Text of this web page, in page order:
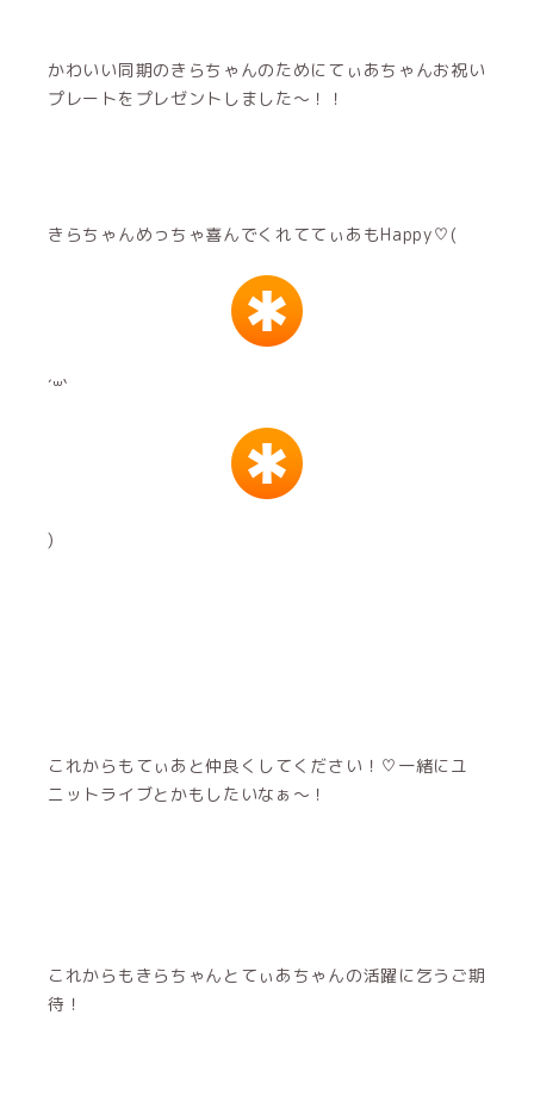
かわいい同期のきらちゃんのためにてぃあちゃんお祝い
プレートをプレゼントしました〜！！
きらちゃんめっちゃ喜んでくれててぃあもHappy♡(
´꒳`
)
これからもてぃあと仲良くしてください！♡一緒にユ
ニットライブとかもしたいなぁ〜！
これからもきらちゃんとてぃあちゃんの活躍に乞うご期
待！